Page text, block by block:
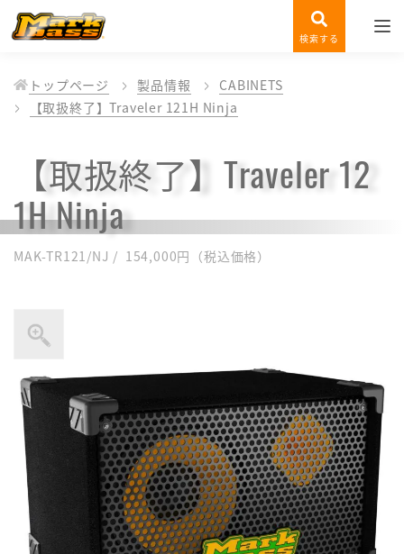
検索する
トップページ 製品情報
CABINETS
【取扱終了】Traveler 121H Ninja
【取扱終了】Traveler 12
1H Ninja
MAK-TR121/NJ / 154,000円（税込価格）